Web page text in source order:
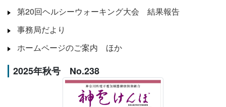
第20回ヘルシーウォーキング大会 結果報告
事務局だより
ホームページのご案内 ほか
2025年秋号 No.238